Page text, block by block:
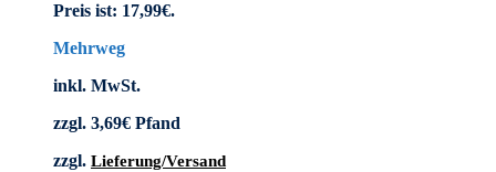
Preis ist: 17,99€.
Mehrweg
inkl. MwSt.
zzgl. 3,69€ Pfand
zzgl. Lieferung/Versand